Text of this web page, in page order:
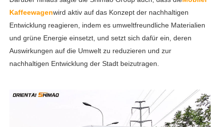
Kaffeewagenwird aktiv auf das Konzept der nachhaltigen
Entwicklung reagieren, indem es umweltfreundliche Materialien
und grüne Energie einsetzt, und setzt sich dafür ein, deren
Auswirkungen auf die Umwelt zu reduzieren und zur
nachhaltigen Entwicklung der Stadt beizutragen.